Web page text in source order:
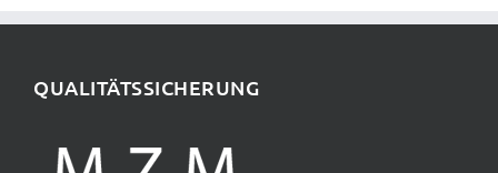
QUALITÄTSSICHERUNG